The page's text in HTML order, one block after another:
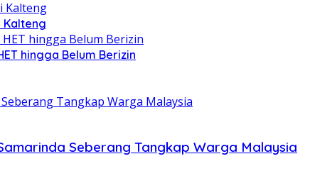
Kalteng
hingga Belum Berizin
Seberang Tangkap Warga Malaysia